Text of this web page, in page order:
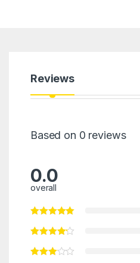
Reviews
Based on 0 reviews
0.0
overall